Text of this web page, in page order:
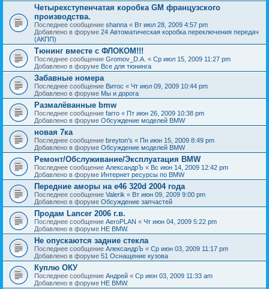
Четырехступенчатая коробка GM французского
производства.
Последнее сообщение shanna « Вт июл 28, 2009 4:57 pm
Добавлено в форуме 24 Автоматическая коробка переключения передач
(АКПП)
Тюнинг вместе с ФЛОКОМ!!!
Последнее сообщение Gromov_D.A. « Ср июл 15, 2009 11:27 pm
Добавлено в форуме Все для тюнинга
Забавные номера
Последнее сообщение Витос « Чт июл 09, 2009 10:44 pm
Добавлено в форуме Мы и дорога
Размалёванные bmw
Последнее сообщение farro « Пт июн 26, 2009 10:38 pm
Добавлено в форуме Обсуждение моделей BMW
новая 7ка
Последнее сообщение breyton's « Пн июн 15, 2009 8:49 pm
Добавлено в форуме Обсуждение моделей BMW
Ремонт/Обслуживание/Эксплуатация BMW
Последнее сообщение АлександрЪ « Вс июн 14, 2009 12:42 pm
Добавлено в форуме Интернет ресурсы по BMW
Передние аморы на e46 320d 2004 года
Последнее сообщение Valerik « Вт июн 09, 2009 9:00 pm
Добавлено в форуме Обсуждение запчастей
Продам Lancer 2006 г.в.
Последнее сообщение AeroPLAN « Чт июн 04, 2009 5:22 pm
Добавлено в форуме НЕ BMW.
Не опускаются задние стекла
Последнее сообщение АлександрЪ « Ср июн 03, 2009 11:17 pm
Добавлено в форуме 51 Оснащение кузова
Куплю ОКУ
Последнее сообщение Андрей « Ср июн 03, 2009 11:33 am
Добавлено в форуме НЕ BMW.